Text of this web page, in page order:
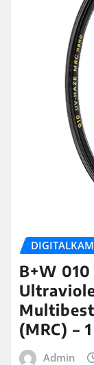
B+W 010
(MRC) –
Admin